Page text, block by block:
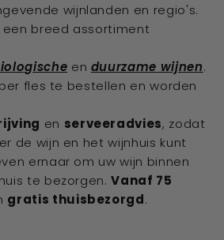
wijnlanden en regio's.
een breed assortiment
en duurzame wijnen.
fles te bestellen en worden
en serveeradvies, zodat
de wijn en het wijnhuis kunt
ernaar om uw wijn binnen
te bezorgen.Vanaf 75
gratis thuisbezorgd.